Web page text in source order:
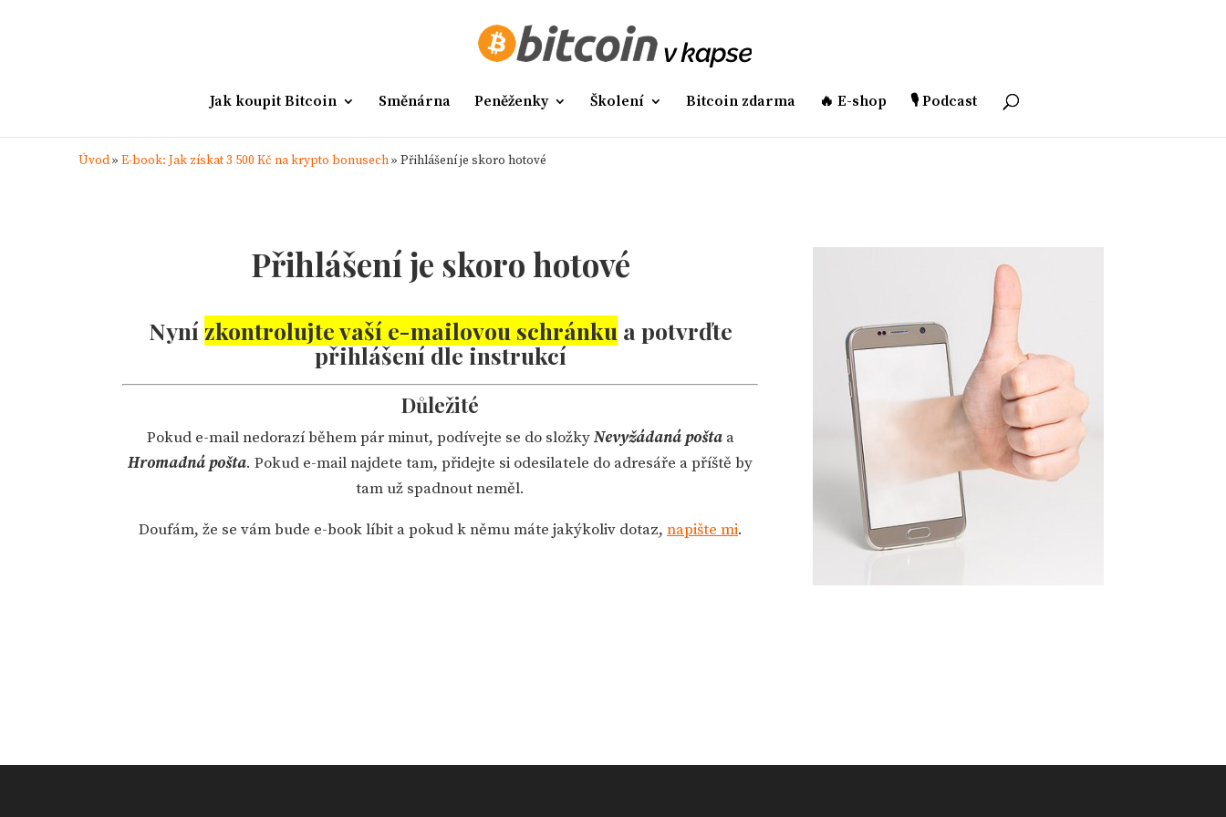
Jak koupit Bitcoin Směnárna Peněženky Školení Bitcoin zdarma 🔥 E-shop 🎙️ Podcast
Úvod» E-book: Jak získat 3 500 Kč na krypto bonusech» Přihlášení je skoro hotové
Přihlášení je skoro hotové
Nyní zkontrolujte vaší e-mailovou schránku a potvrďte
přihlášení dle instrukcí
Důležité
Pokud e-mail nedorazí během pár minut, podívejte se do složkyNevyžádaná poštaa
Hromadná pošta. Pokud e-mail najdete tam, přidejte si odesilatele do adresáře a příště by
tam už spadnout neměl.
Doufám, že se vám bude e-book líbit a pokud k němu máte jakýkoliv dotaz, napište mi.